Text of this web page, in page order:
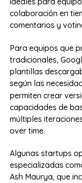
colaboración en
comentarios y
Para equipos que
tradicionales,
plantillas
según las
permiten crear
capacidades de
múltiples
over time.
Algunas startups
especializadas
Ash Maurya, que